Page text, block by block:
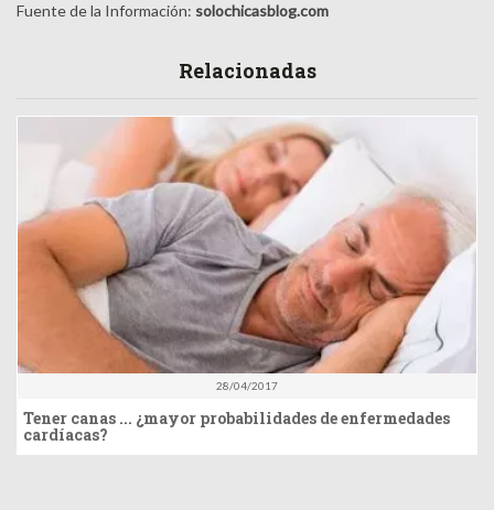
Fuente de la Información: solochicasblog.com
Relacionadas
28/04/2017
Tener canas ... ¿mayor probabilidades de enfermedades
cardíacas?